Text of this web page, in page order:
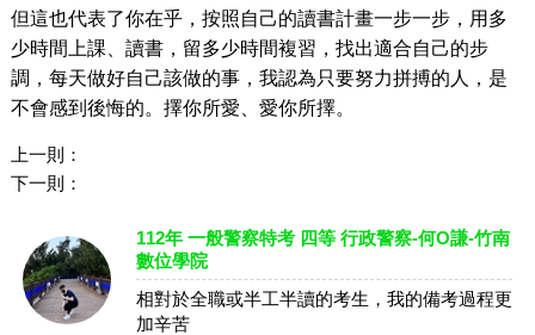
但這也代表了你在乎，按照自己的讀書計畫一步一步，用多
少時間上課、讀書，留多少時間複習，找出適合自己的步
調，每天做好自己該做的事，我認為只要努力拼搏的人，是
不會感到後悔的。 擇你所愛、愛你所擇。
上一則：
下一則：
112年 一般警察特考 四等 行政警察-何O謙-竹南
數位學院
相對於全職或半工半讀的考生，我的備考過程更
加辛苦